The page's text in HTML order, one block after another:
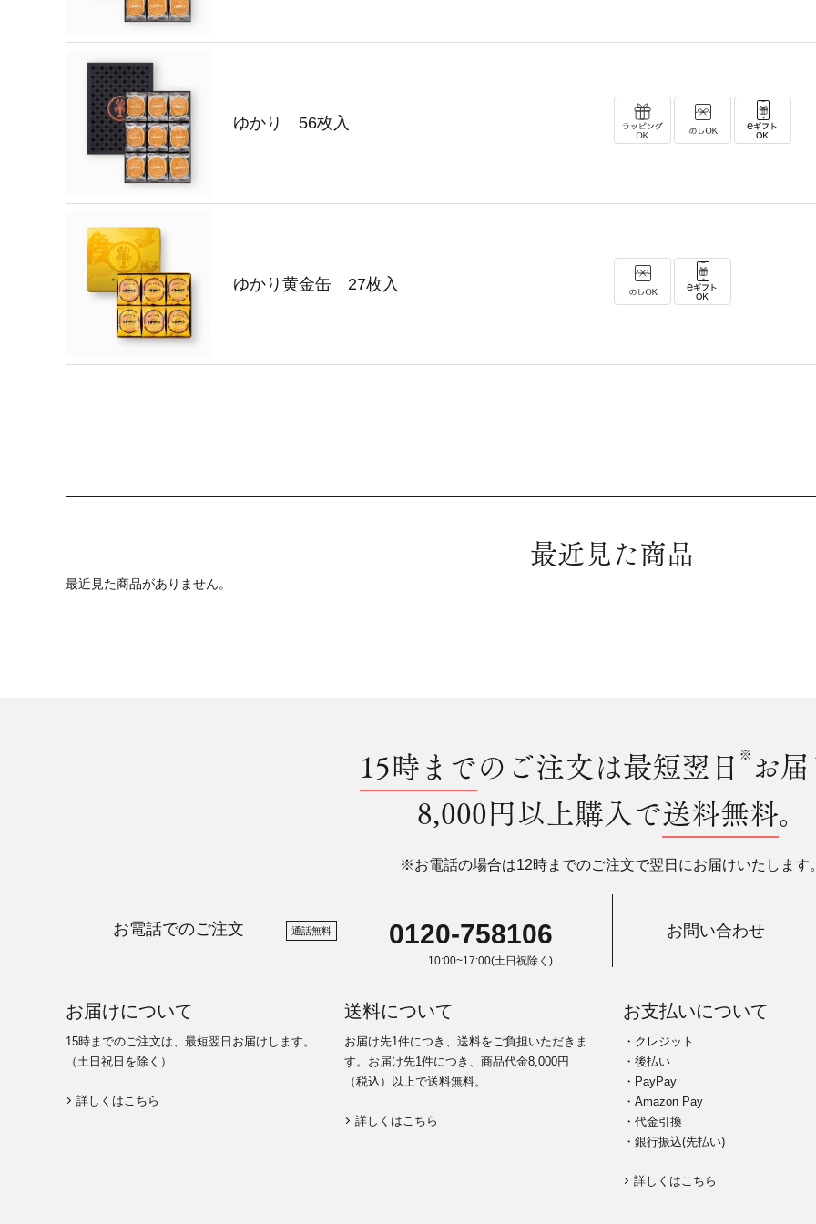
ゆかり 56枚入
ゆかり黄金缶 27枚入
最近見た商品
最近見た商品がありません。
15時までのご注文は最短翌日 ※ お
8,000円以上購入で送料無料。
※お電話の場合は12時までのご注文で翌日にお届けいたします
お電話でのご注文 通話無料 0120-758106
10:00~17:00(土日祝除く)
お問い合わせ
お届けについて
15時までのご注文は、最短翌日お届けします。
（土日祝日を除く）
詳しくはこちら
送料について
お届け先1件につき、送料をご負担いただきま
す。お届け先1件につき、商品代金8,000円
（税込）以上で送料無料。
詳しくはこちら
お支払いについて
・クレジット
・後払い
・PayPay
・Amazon Pay
・代金引換
・銀行振込(先払い)
詳しくはこちら